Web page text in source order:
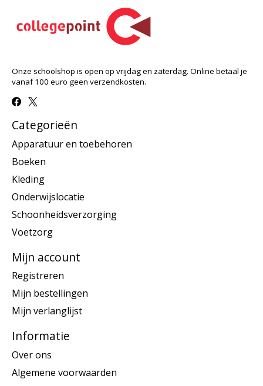
Onze schoolshop is open op vrijdag en zaterdag. Online betaal je
vanaf 100 euro geen verzendkosten.
Categorieën
Apparatuur en toebehoren
Boeken
Kleding
Onderwijslocatie
Schoonheidsverzorging
Voetzorg
Mijn account
Registreren
Mijn bestellingen
Mijn verlanglijst
Informatie
Over ons
Algemene voorwaarden